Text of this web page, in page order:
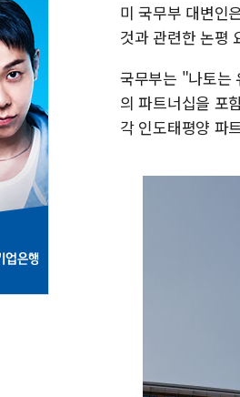
미 국무부 대변인
것과 관련한 논평
국무부는 "나토는
의 파트너십을 포
각 인도태평양 파